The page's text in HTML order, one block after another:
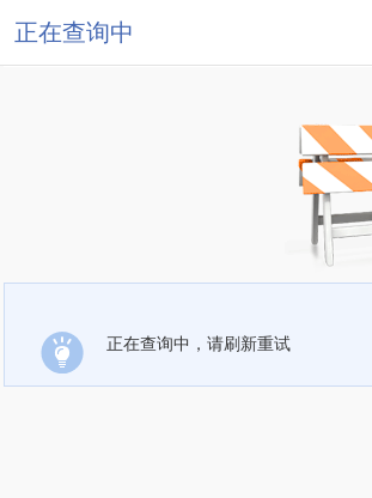
正在查询中
正在查询中，请刷新重试